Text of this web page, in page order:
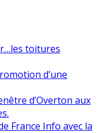
toitures
d’une
d’Overton aux
France Info avec la